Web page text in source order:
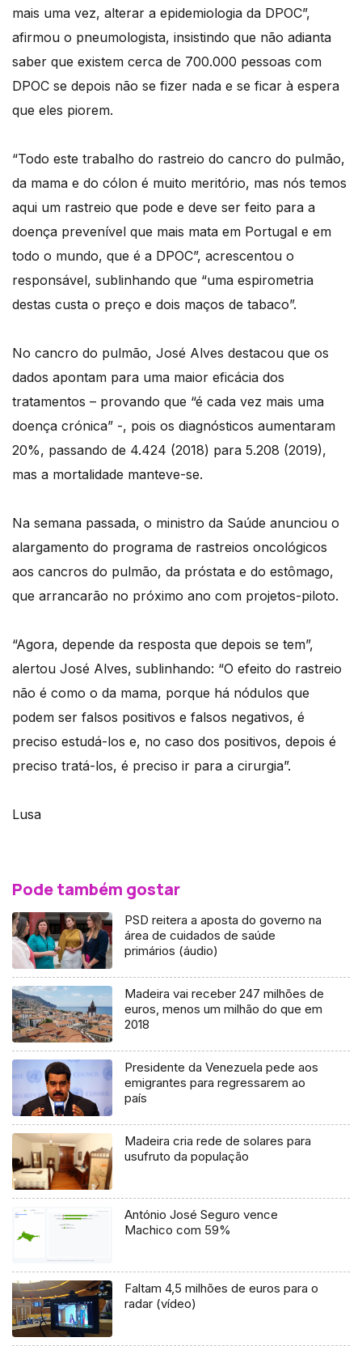
mais uma vez, alterar a epidemiologia da DPOC”,
afirmou o pneumologista, insistindo que não adianta
saber que existem cerca de 700.000 pessoas com
DPOC se depois não se fizer nada e se ficar à espera
que eles piorem.
“Todo este trabalho do rastreio do cancro do pulmão,
da mama e do cólon é muito meritório, mas nós temos
aqui um rastreio que pode e deve ser feito para a
doença prevenível que mais mata em Portugal e em
todo o mundo, que é a DPOC”, acrescentou o
responsável, sublinhando que “uma espirometria
destas custa o preço e dois maços de tabaco”.
No cancro do pulmão, José Alves destacou que os
dados apontam para uma maior eficácia dos
tratamentos – provando que “é cada vez mais uma
doença crónica” -, pois os diagnósticos aumentaram
20%, passando de 4.424 (2018) para 5.208 (2019),
mas a mortalidade manteve-se.
Na semana passada, o ministro da Saúde anunciou o
alargamento do programa de rastreios oncológicos
aos cancros do pulmão, da próstata e do estômago,
que arrancarão no próximo ano com projetos-piloto.
“Agora, depende da resposta que depois se tem”,
alertou José Alves, sublinhando: “O efeito do rastreio
não é como o da mama, porque há nódulos que
podem ser falsos positivos e falsos negativos, é
preciso estudá-los e, no caso dos positivos, depois é
preciso tratá-los, é preciso ir para a cirurgia”.
Lusa
Pode também gostar
PSD reitera a aposta do governo na
área de cuidados de saúde
primários (áudio)
Madeira vai receber 247 milhões de
euros, menos um milhão do que em
2018
Presidente da Venezuela pede aos
emigrantes para regressarem ao
país
Madeira cria rede de solares para
usufruto da população
António José Seguro vence
Machico com 59%
Faltam 4,5 milhões de euros para o
radar (vídeo)